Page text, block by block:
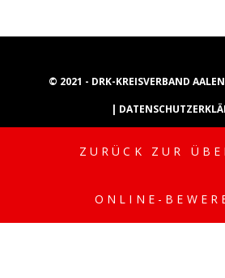
© 2021 - DRK-KREISVERBAND
|
INSTAGRAM
ZURÜCK ZUR
ONLINE-